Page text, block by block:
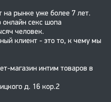
на рынке уже более 7 лет.
онлайн секс шопа
человек.
клиент - это то, к чему мы
магазин интим товаров в
д. 16 кор.2